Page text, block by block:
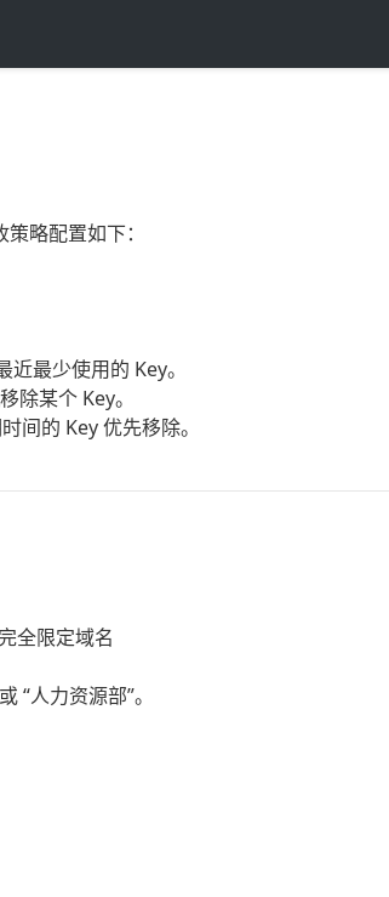
略配置如下：
最少使用的 Key。
除某个 Key。
间的 Key 优先移除。
全限定域名
人力资源部”。